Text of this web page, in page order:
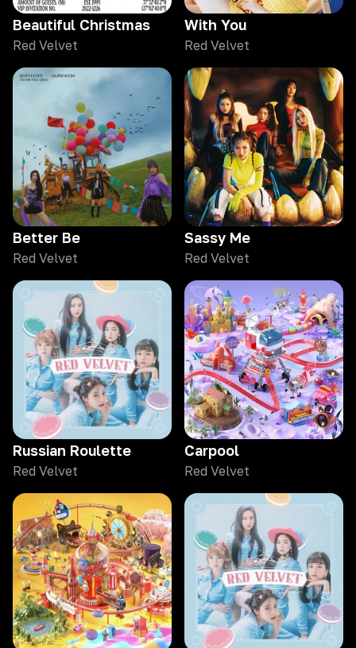
Beautiful Christmas
Red Velvet
With You
Red Velvet
Better Be
Red Velvet
Sassy Me
Red Velvet
Russian Roulette
Red Velvet
Carpool
Red Velvet